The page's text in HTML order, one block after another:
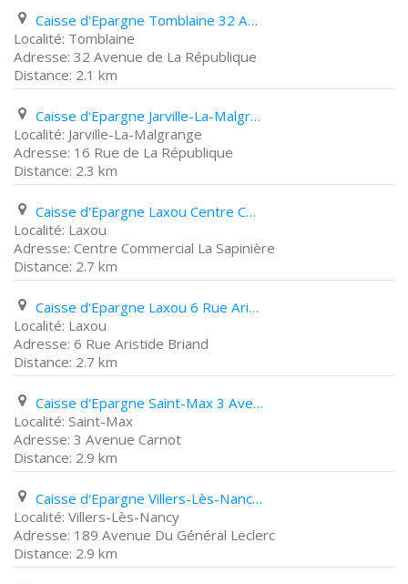
Caisse d'Epargne Tomblaine 32 Avenue de La République
Tomblaine
32 Avenue de La République
2.1 km
Caisse d'Epargne Jarville-La-Malgrange 16 Rue de La République
Jarville-La-Malgrange
16 Rue de La République
2.3 km
Caisse d'Epargne Laxou Centre Commercial La Sapinière
Laxou
Centre Commercial La Sapinière
2.7 km
Caisse d'Epargne Laxou 6 Rue Aristide Briand
Laxou
6 Rue Aristide Briand
2.7 km
Caisse d'Epargne Saint-Max 3 Avenue Carnot
Saint-Max
3 Avenue Carnot
2.9 km
Caisse d'Epargne Villers-Lès-Nancy 189 Avenue Du Général Leclerc
Villers-Lès-Nancy
189 Avenue Du Général Leclerc
2.9 km